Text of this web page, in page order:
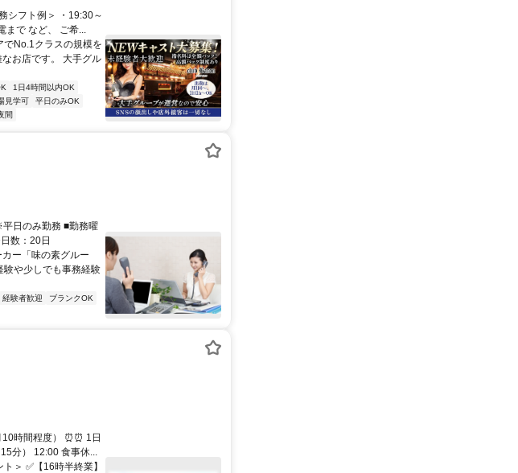
シフト例＞ ・19:30～
まで など、 ご希...
No.1クラスの規模を
お店です。 大手グル
1日4時間以内OK
見学可
平日のみOK
間
日のみ勤務 ■勤務曜
数：20日
ー「味の素グルー
験や少しでも事務経験
経験者歓迎
ブランクOK
時間程度） ⏰⏰ 1日
分） 12:00 食事休...
＞ ✅【16時半終業】